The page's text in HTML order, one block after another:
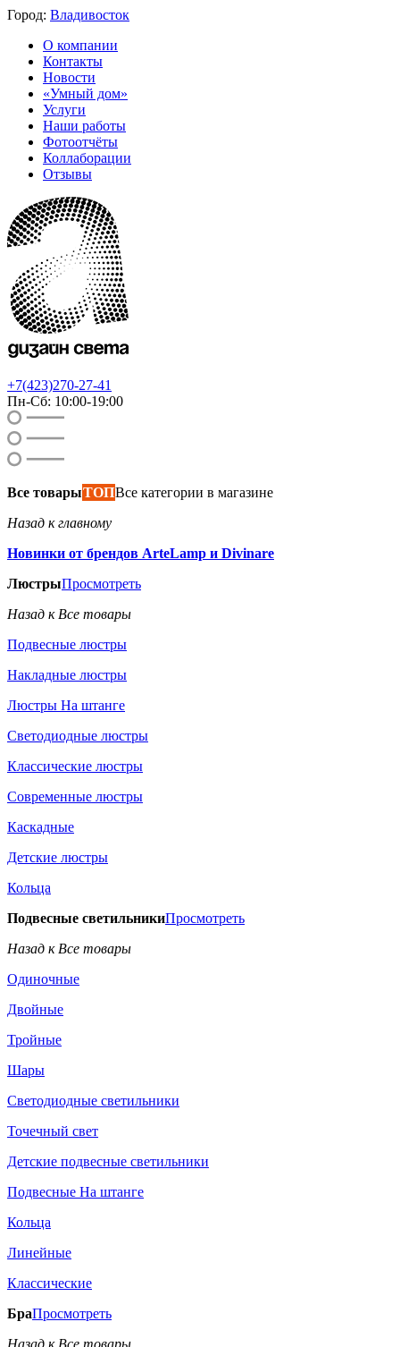
Город: Владивосток
О компании
Контакты
Новости
«Умный дом»
Услуги
Наши работы
Фотоотчёты
Коллаборации
Отзывы
+7(423)270-27-41
Пн-Сб: 10:00-19:00
Все товарыТОПВсе категории в магазине
Назад к главному
Новинки от брендов ArteLamp и Divinare
ЛюстрыПросмотреть
Назад к Все товары
Подвесные люстры
Накладные люстры
Люстры На штанге
Светодиодные люстры
Классические люстры
Современные люстры
Каскадные
Детские люстры
Кольца
Подвесные светильникиПросмотреть
Назад к Все товары
Одиночные
Двойные
Тройные
Шары
Светодиодные светильники
Точечный свет
Детские подвесные светильники
Подвесные На штанге
Кольца
Линейные
Классические
БраПросмотреть
Назад к Все товары